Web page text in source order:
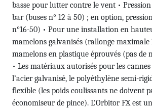
basse pour lutter contre le vent •
bar (buses n° 12 à 50) ; en option,
n°16-50) • Pour une installation en
mamelons galvanisés (rallonge maximale
mamelons en plastique éprouvés (pas de
• Les matériaux autorisés pour les
l’acier galvanisé, le polyéthylène semi-
flexible (les poids coulissants ne doivent
économiseur de pince). L’Orbitor FX est